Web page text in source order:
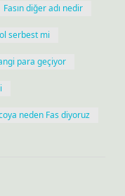
Fasın diğer adı nedir
serbest mi
para geçiyor
neden Fas diyoruz